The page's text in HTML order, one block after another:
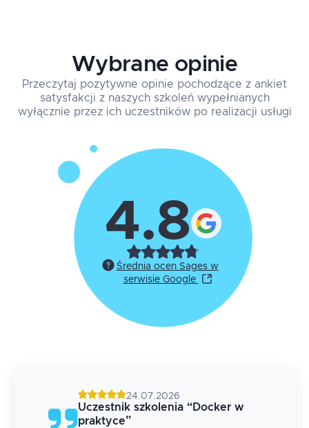
Wybrane opinie
Przeczytaj pozytywne opinie pochodzące z ankiet
satysfakcji z naszych szkoleń wypełnianych
wyłącznie przez ich uczestników po realizacji usługi
4.8
Średnia ocen Sages w
serwisie Google
24.07.2026
Uczestnik szkolenia “Docker w
praktyce”